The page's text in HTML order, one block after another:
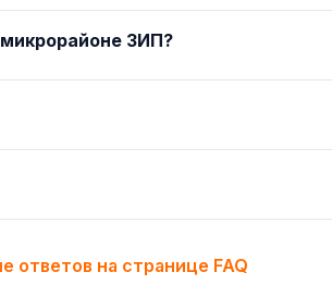
ЗИП?
ответов на странице FAQ